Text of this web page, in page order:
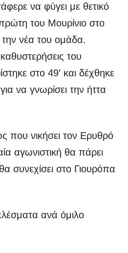
να φύγει με θετικό
του Μουρίνιο στο
νέα του ομάδα.
του
στο 49′ και δέχθηκε
να γνωρίσει την ήττα
που νικήσει τον Ερυθρό
αγωνιστική θα πάρει
συνεχίσει στο Γιουρόπα
ανά όμιλο